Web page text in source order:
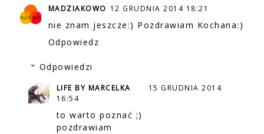
MADZIAKOWO 12 GRUDNIA 2014 18:21
nie znam jeszcze:) Pozdrawiam Kochana:)
Odpowiedz
Odpowiedzi
LIFE BY MARCELKA
15 GRUDNIA 2014
16:54
to warto poznać ;)
pozdrawiam